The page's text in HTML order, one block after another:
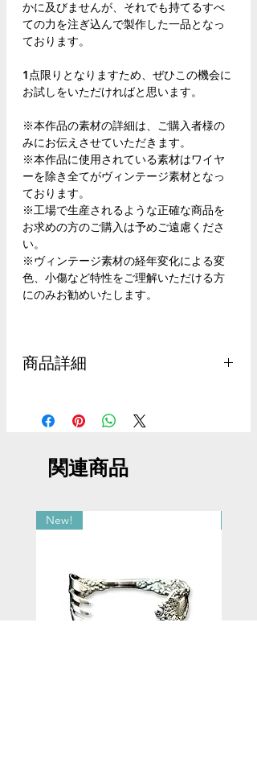
かに及びませんが、それでも持てるすべ
ての力を注ぎ込んで製作した一品となっ
ております。
1点限りとなりますため、ぜひこの機会に
お試しをいただければと思います。
※本作品の素材の詳細は、ご購入者様の
みにお伝えさせていただきます。
※本作品に使用されている素材はワイヤ
ーを除き全てがヴィンテージ素材となっ
ております。
※工場で生産されるような正確な商品を
お求めの方のご購入は予めご遠慮くださ
い。
※ヴィンテージ素材の経年変化による変
色、小傷など特性をご理解いただける方
にのみお勧めいたします。
商品詳細
長さ：約68cm（バッテリーバード：縦
6.5cm、横4.5cm、厚さ0.65cm）
ジベークライト、ターコイズ、スターリ
ングシルバー、ステンレスワイヤー、ヴ
関連商品
New!